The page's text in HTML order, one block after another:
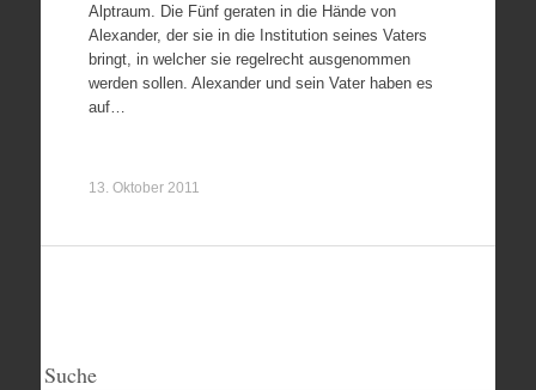
Alptraum. Die Fünf geraten in die Hände von
Alexander, der sie in die Institution seines Vaters
bringt, in welcher sie regelrecht ausgenommen
werden sollen. Alexander und sein Vater haben es
auf…
13. Oktober 2011
Suche